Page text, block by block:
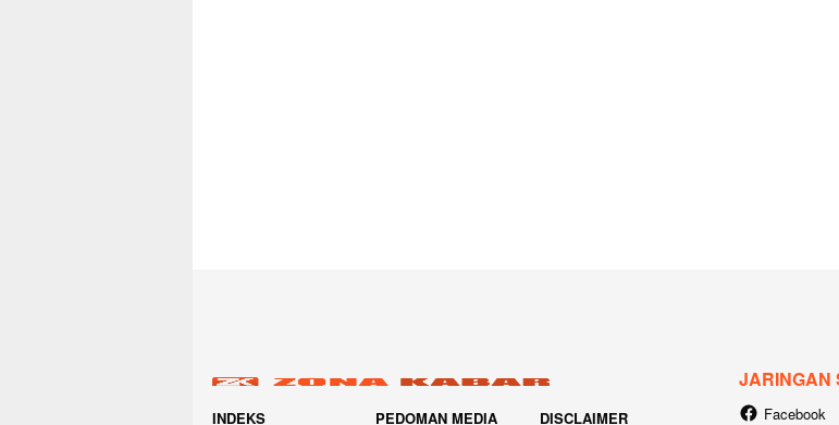
INDEKS PEDOMAN MEDIA DISCLAIMER
JARINGAN
Facebook